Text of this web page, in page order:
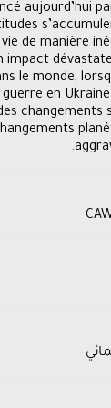
aujourd’hui
de manière
impact
le monde,
guerre en
changements